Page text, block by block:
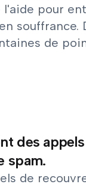
pour
souffrance.
de
des
spam.
de